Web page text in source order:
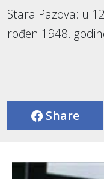
Stara Pazova: u
rođen 1948.
Share